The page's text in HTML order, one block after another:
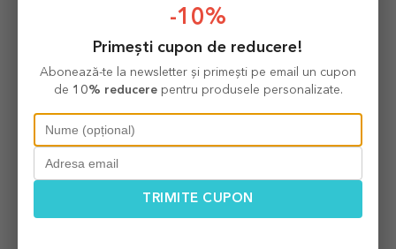
Perne personalizate
Calendare personalizate
Servicii
Ajutor
-10%
Primești cupon de reducere!
Abonează-te la newsletter și primești pe email un cupon
de 10% reducerepentru produsele personalizate.
TRIMITE CUPON